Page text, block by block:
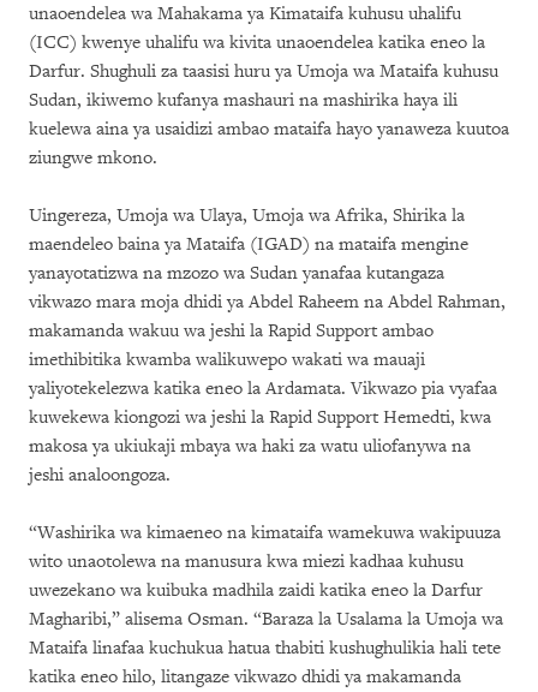
unaoendelea wa Mahakama ya Kimataifa kuhusu uhalifu
(ICC) kwenye uhalifu wa kivita unaoendelea katika eneo la
Darfur. Shughuli za taasisi huru ya Umoja wa Mataifa kuhusu
Sudan, ikiwemo kufanya mashauri na mashirika haya ili
kuelewa aina ya usaidizi ambao mataifa hayo yanaweza kuutoa
ziungwe mkono.
Uingereza, Umoja wa Ulaya, Umoja wa Afrika, Shirika la
maendeleo baina ya Mataifa (IGAD) na mataifa mengine
yanayotatizwa na mzozo wa Sudan yanafaa kutangaza
vikwazo mara moja dhidi ya Abdel Raheem na Abdel Rahman,
makamanda wakuu wa jeshi la Rapid Support ambao
imethibitika kwamba walikuwepo wakati wa mauaji
yaliyotekelezwa katika eneo la Ardamata. Vikwazo pia vyafaa
kuwekewa kiongozi wa jeshi la Rapid Support Hemedti, kwa
makosa ya ukiukaji mbaya wa haki za watu uliofanywa na
jeshi analoongoza.
“Washirika wa kimaeneo na kimataifa wamekuwa wakipuuza
wito unaotolewa na manusura kwa miezi kadhaa kuhusu
uwezekano wa kuibuka madhila zaidi katika eneo la Darfur
Magharibi,” alisema Osman. “Baraza la Usalama la Umoja wa
Mataifa linafaa kuchukua hatua thabiti kushughulikia hali tete
katika eneo hilo, litangaze vikwazo dhidi ya makamanda